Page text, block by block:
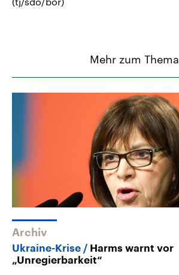
Mehr zum Thema
Archiv
Ukraine-Krise
Harms warnt vor
„Unregierbarkeit“